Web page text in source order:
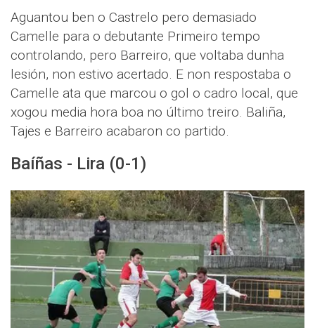
Aguantou ben o Castrelo pero demasiado
Camelle para o debutante Primeiro tempo
controlando, pero Barreiro, que voltaba dunha
lesión, non estivo acertado. E non respostaba o
Camelle ata que marcou o gol o cadro local, que
xogou media hora boa no último treiro. Baliña,
Tajes e Barreiro acabaron co partido.
Baíñas - Lira (0-1)